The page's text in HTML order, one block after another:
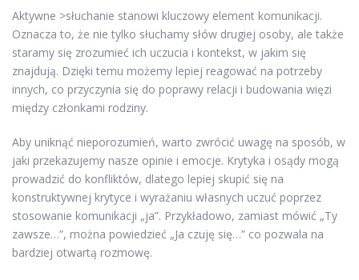
Aktywne >słuchanie stanowi kluczowy element komunikacji.
Oznacza to, że nie tylko słuchamy słów drugiej osoby, ale także
staramy się zrozumieć ich uczucia i kontekst, w jakim się
znajdują. Dzięki temu możemy lepiej reagować na potrzeby
innych, co przyczynia się do poprawy relacji i budowania więzi
między członkami rodziny.
Aby uniknąć nieporozumień, warto zwrócić uwagę na sposób, w
jaki przekazujemy nasze opinie i emocje. Krytyka i osądy mogą
prowadzić do konfliktów, dlatego lepiej skupić się na
konstruktywnej krytyce i wyrażaniu własnych uczuć poprzez
stosowanie komunikacji „ja”. Przykładowo, zamiast mówić „Ty
zawsze…”, można powiedzieć „Ja czuję się…” co pozwala na
bardziej otwartą rozmowę.